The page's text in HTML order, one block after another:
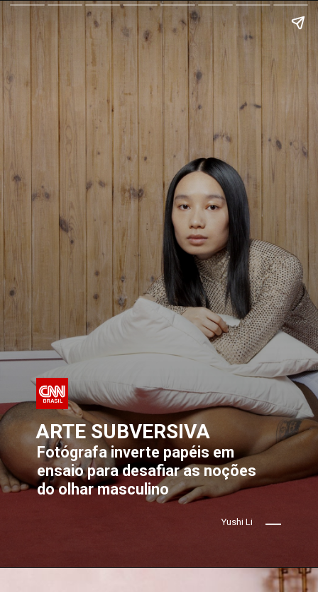
ARTE SUBVERSIVA
Fotógrafa inverte papéis em
ensaio para desafiar as noções
do olhar masculino
Yushi Li